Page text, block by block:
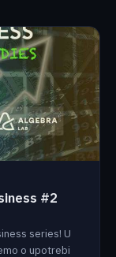
#2
series! U
o upotrebi